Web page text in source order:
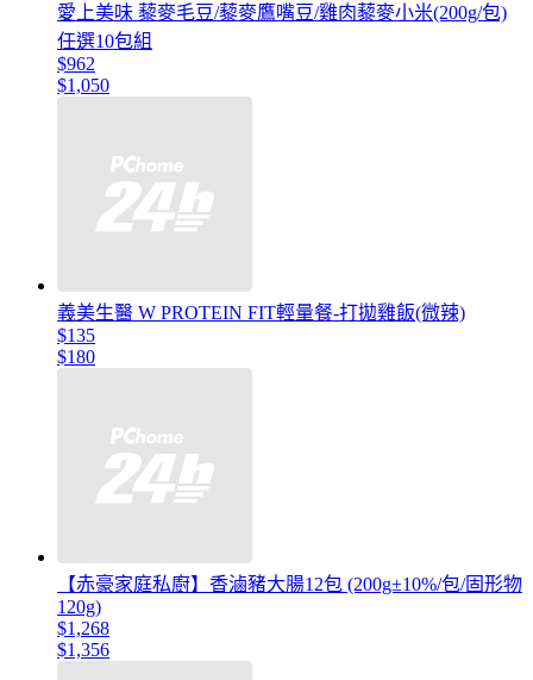
愛上美味 藜麥毛豆/藜麥鷹嘴豆/雞肉藜麥小米(200g/包)
任選10包組
$962
$1,050
義美生醫 W PROTEIN FIT輕量餐-打拋雞飯(微辣)
$135
$180
【赤豪家庭私廚】香滷豬大腸12包 (200g±10%/包/固形物
120g)
$1,268
$1,356